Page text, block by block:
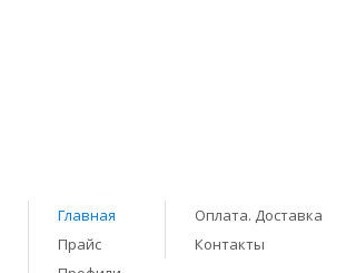
Главная
Прайс
Оплата. Доставка
Контакты